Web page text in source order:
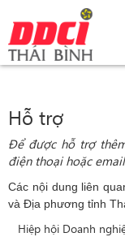
Hỗ trợ
Để được hỗ trợ
điện thoại hoặc
Các nội dung liên
và Địa phương tỉnh
Hiệp hội Doanh